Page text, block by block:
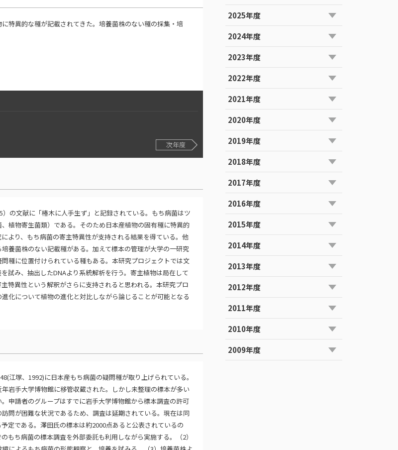
特異的な種が記載されてきた。培養菌株のない種の採集・培
次年度
の文献に「椿木に人手生ず」と記録されている。もち病菌はツ
植物寄生菌類）である。そのため日本産植物の固有種に特異的
より、もち病菌の寄主特異性が支持される結果を得ている。他
養菌株のない記載種がある。加えて標本の管理が大学の一研究
種に位置付けられている種もある。本研究プロジェクトでは文
試み、抽出したDNAより系統解析を行う。寄主植物は局在して
特異性という解釈がさらに支持されると思われる。本研究プロ
化について植物の進化と対比しながら論じることが可能となる
江塚、1992)に日本産もち病菌の疑問種が取り上げられている。
岩手大学博物館に移管収蔵された。しかし未整理の標本が多い
申請者のグループはすでに岩手大学博物館から標本調査の許可
問が困難な状況であるため、調査は延期されている。現在は同
定である。澤田氏の標本は約2000点あると公表されているの
もち病菌の標本調査を外部委託も利用しながら実施する。（2）
2025年度
2024年度
2023年度
2022年度
2021年度
2020年度
2019年度
2018年度
2017年度
2016年度
2015年度
2014年度
2013年度
2012年度
2011年度
2010年度
2009年度